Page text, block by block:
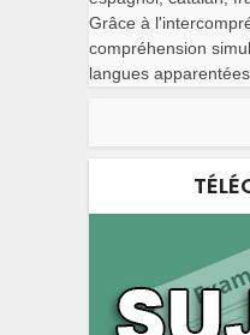
Grâce à
compréhension
langues